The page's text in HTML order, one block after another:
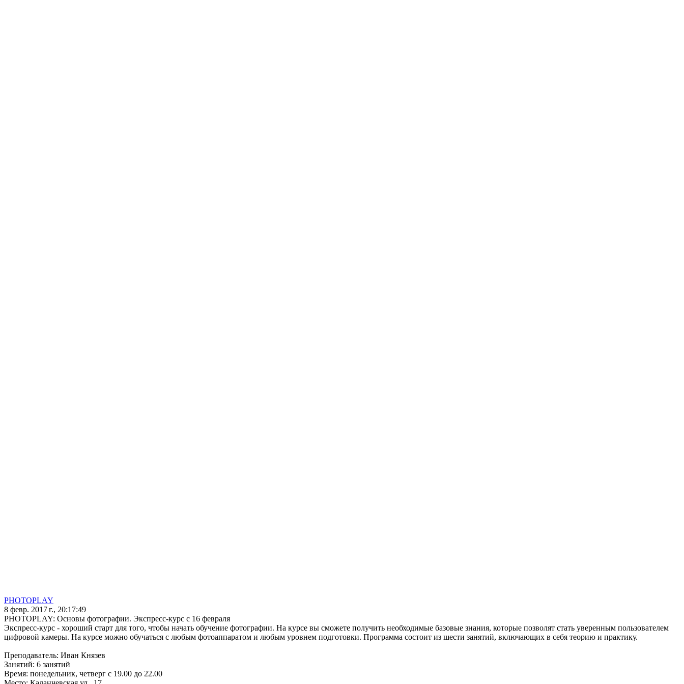
PHOTOPLAY
8 февр. 2017 г., 20:17:49
PHOTOPLAY: Основы фотографии. Экспресс-курс с 16 февраля
Экспресс-курс - хороший старт для того, чтобы начать обучение фотографии. На курсе вы сможете получить необходимые базовые знания, которые позволят стать уверенным пользователем
цифровой камеры. На курсе можно обучаться с любым фотоаппаратом и любым уровнем подготовки. Программа состоит из шести занятий, включающих в себя теорию и практику.
Преподаватель: Иван Князев
Занятий: 6 занятий
Время: понедельник, четверг с 19.00 до 22.00